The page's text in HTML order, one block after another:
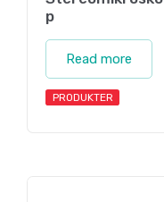
p
Read more
PRODUKTER